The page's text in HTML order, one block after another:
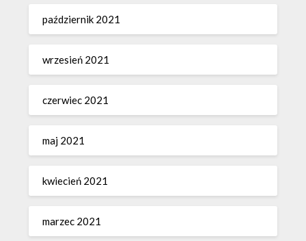
październik 2021
wrzesień 2021
czerwiec 2021
maj 2021
kwiecień 2021
marzec 2021